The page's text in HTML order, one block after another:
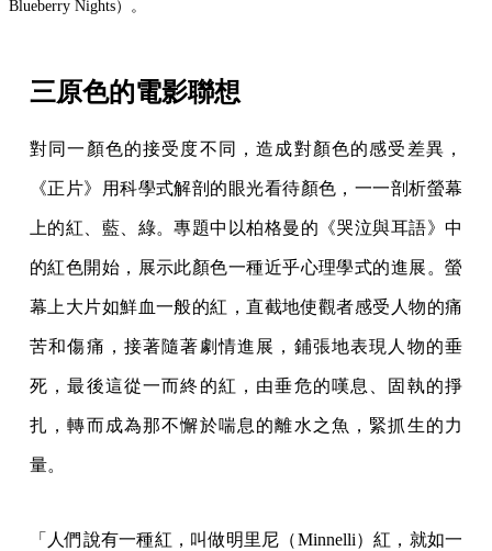
Blueberry Nights）。
三原色的電影聯想
對同一顏色的接受度不同，造成對顏色的感受差異，
《正片》用科學式解剖的眼光看待顏色，一一剖析螢幕
上的紅、藍、綠。專題中以柏格曼的《哭泣與耳語》中
的紅色開始，展示此顏色一種近乎心理學式的進展。螢
幕上大片如鮮血一般的紅，直截地使觀者感受人物的痛
苦和傷痛，接著隨著劇情進展，鋪張地表現人物的垂
死，最後這從一而終的紅，由垂危的嘆息、固執的掙
扎，轉而成為那不懈於喘息的離水之魚，緊抓生的力
量。
「人們說有一種紅，叫做明里尼（Minnelli）紅，就如一